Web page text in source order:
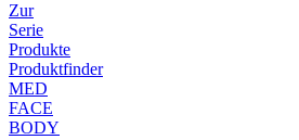
Zur
Serie
Produkte
Produktfinder
MED
FACE
BODY